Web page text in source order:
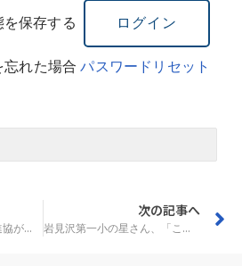
を保存する
忘れた場合パスワードリセット
芦別市スマート農業推進協がハウス管理の実証実験
次の記事へ
岩見沢第一小の星さん、「こどもパン甲子園」で最高賞